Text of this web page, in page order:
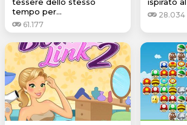
tempo per...
61.177
28.034